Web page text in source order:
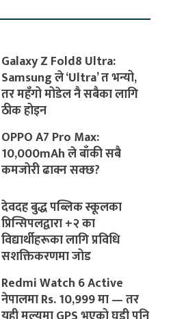
Galaxy Z Fold8 Ultra:
Samsung ले ‘Ultra’ त भन्यो,
तर महँगो मोडेल नै सबैका लागि
ठीक होइन
OPPO A7 Pro Max:
10,000mAh ले बाँकी सबै
कमजोरी ढाक्न सक्छ?
देवदह बुद्ध पब्लिक स्कूलका
प्रिन्सिपलद्वारा +२ का
विद्यार्थीहरूका लागि प्रविधि
सशक्तिकरणमा जोड
Redmi Watch 6 Active
नेपालमा Rs. 10,999 मा — तर